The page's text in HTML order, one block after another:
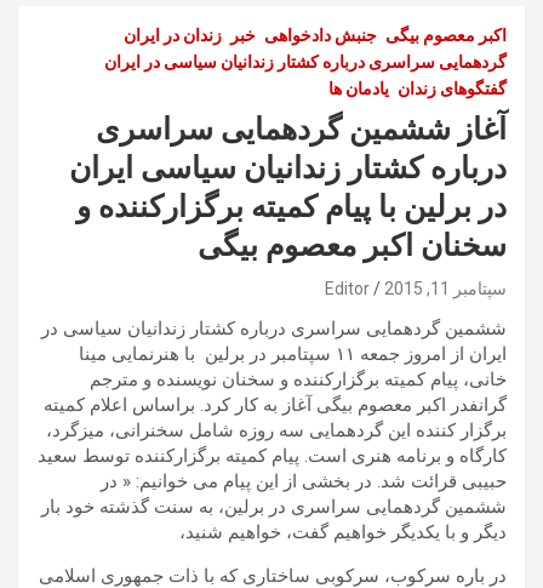
اکبر معصوم بیگی جنبش دادخواهی خبر
زندان در ایران
گردهمایی سراسری درباره کشتار زندانیان سیاسی در ایران
گفتگوهای زندان یادمان ها
آغاز ششمین گردهمایی سراسری
درباره کشتار زندانیان سیاسی ایران
در برلین با پیام کمیته برگزارکننده و
سخنان اکبر معصوم بیگی
سپتامبر 11, 2015 Editor
ششمین گردهمایی سراسری درباره کشتار زندانیان سیاسی در
ایران از امروز جمعه ۱۱ سپتامبر در برلین با هنرنمایی مینا
خانی، پیام کمیته برگزارکننده و سخنان نویسنده و مترجم
گرانفدر اکبر معصوم بیگی آغاز به کار کرد. براساس اعلام کمیته
برگزار کننده این گردهمایی سه روزه شامل سخنرانی، میزگرد،
کارگاه و برنامه هنری است. پیام کمیته برگزارکننده توسط سعید
حبیبی قرائت شد. در بخشی از این پیام می خوانیم: « در
ششمین گردهمایی سراسری در برلین، به سنت گذشته خود بار
دیگر و با یکدیگر خواهیم گفت، خواهیم شنید،
در باره سرکوب، سرکوبی ساختاری که با ذات جمهوری اسلامی